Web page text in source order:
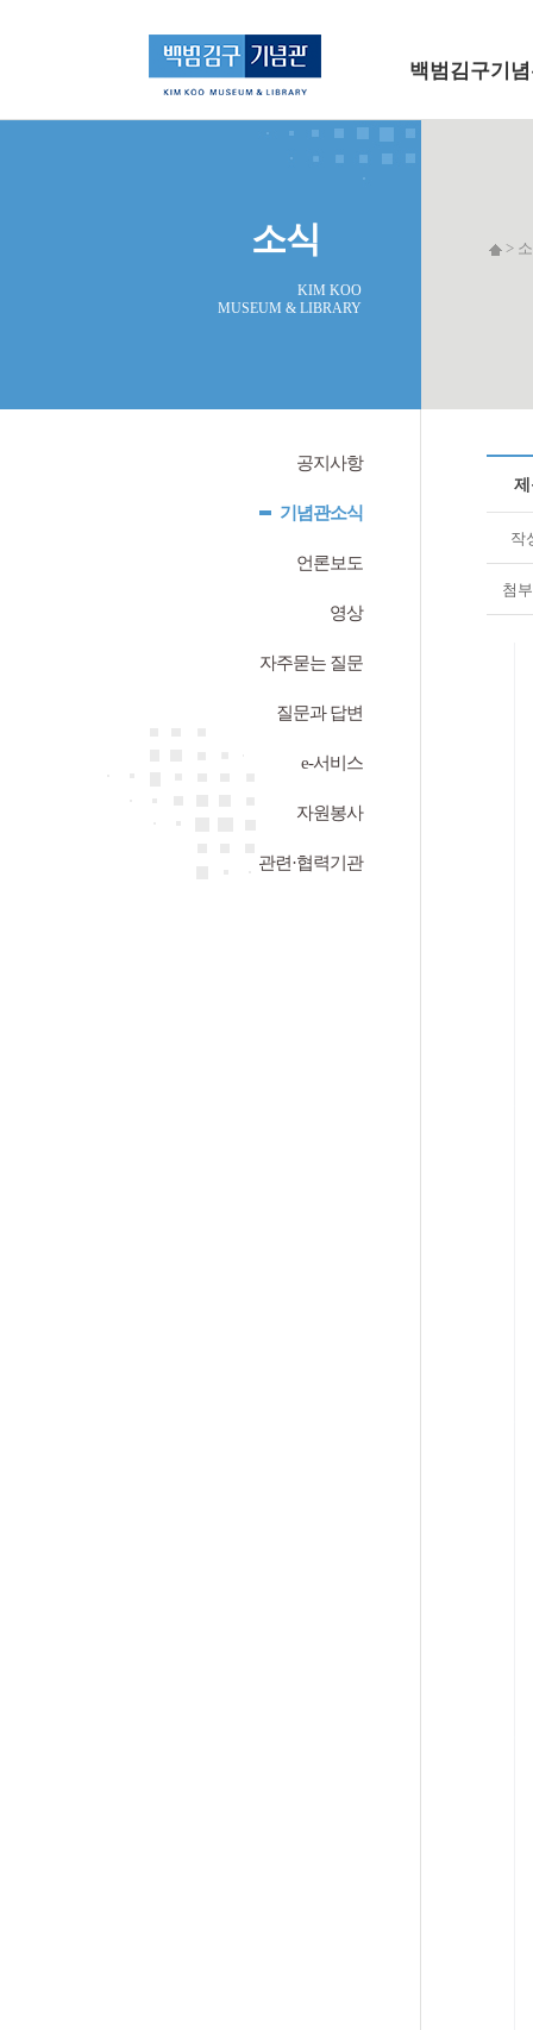
백범김구기
소식
KIM KOO
MUSEUM & LIBRARY
>
공지사항
기념관소식
언론보도
영상
자주묻는 질문
질문과 답변
e-서비스
자원봉사
관련·협력기관
작
첨